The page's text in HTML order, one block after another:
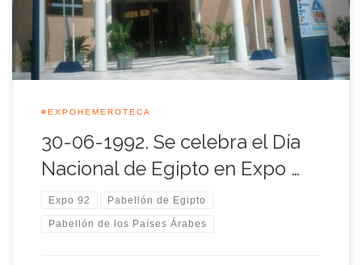
hasta nuestros días. […]
#EXPOHEMEROTECA
30-06-1992. Se celebra el Día
Nacional de Egipto en Expo …
Expo 92 Pabellón de Egipto
Pabellón de los Países Árabes